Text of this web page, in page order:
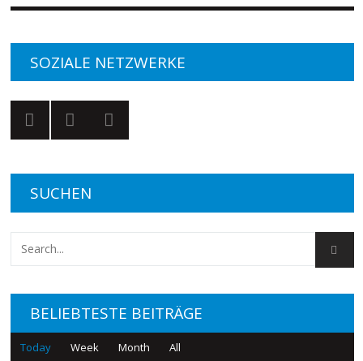
SOZIALE NETZWERKE
SUCHEN
BELIEBTESTE BEITRÄGE
Today Week Month All